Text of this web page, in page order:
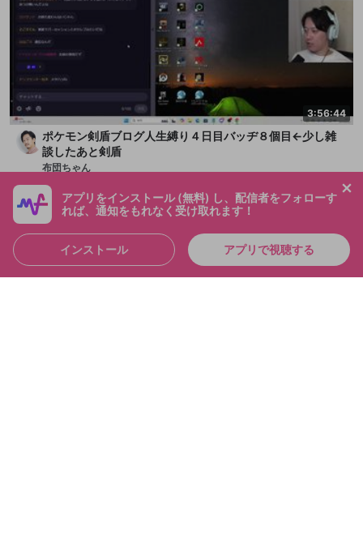
3:56:44
ポケモン剣盾ブログ人生縛り４日目バッヂ８個目←少し雑
談したあと剣盾
布団ちゃん
アプリをインストール (無料) し、配信者をフォローす
れば、通知をもれなく受け取れます！
インストール アプリで視聴する